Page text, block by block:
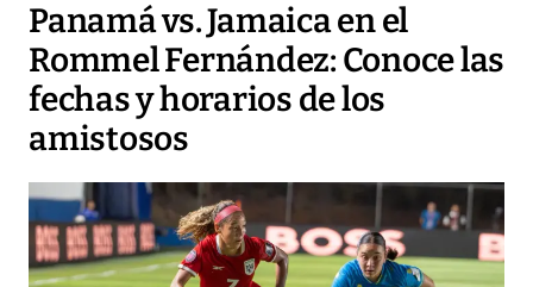
Panamá vs. Jamaica en el
Rommel Fernández: Conoce las
fechas y horarios de los
amistosos